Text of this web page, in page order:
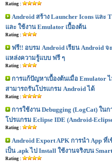
Rating :
Android สร้าง Launcher Icons และ
และ ใช้งาน Emulator เบื้องต้น
Rating :
ฟรี!! อบรม Android เรียน Android
แหล่งความรู้แบบ ฟรี ๆ
Rating :
การแก้ปัญหาเบื้องต้นเมื่อ Emulator
สามารถรันโปรแกรม Android ได้
Rating :
การใช้งาน Debugging (LogCat) ใน
โปรแกรม Eclipse IDE (Android-
Rating :
Android Export APK การนำ App ที่
เป็น .apk ไป Install ใช้งานจริงบน
Rating :